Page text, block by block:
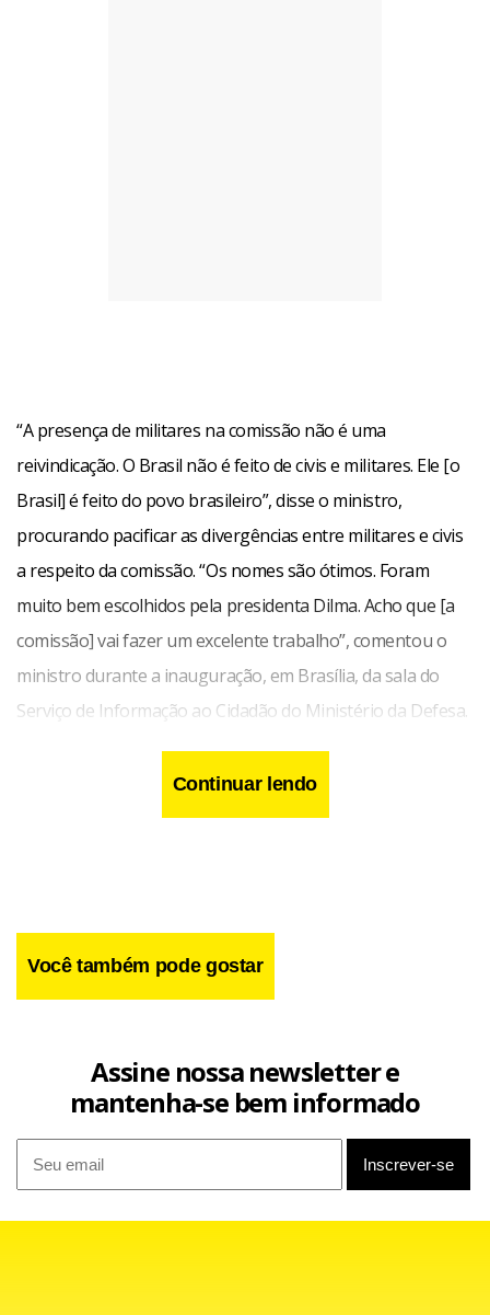
“A presença de militares na comissão não é uma
reivindicação. O Brasil não é feito de civis e militares. Ele [o
Brasil] é feito do povo brasileiro”, disse o ministro,
procurando pacificar as divergências entre militares e civis
a respeito da comissão. “Os nomes são ótimos. Foram
muito bem escolhidos pela presidenta Dilma. Acho que [a
comissão] vai fazer um excelente trabalho”, comentou o
ministro durante a inauguração, em Brasília, da sala do
Serviço de Informação ao Cidadão do Ministério da Defesa.
Continuar lendo
Você também pode gostar
Assine nossa newsletter e
mantenha-se bem informado